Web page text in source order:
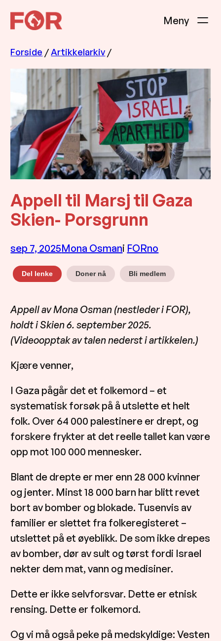
Hopp
til
Forside /Artikkelarkiv /
Appell til Marsj til Gaza
Skien- Porsgrunn
sep 7, 2025Mona Osmani FORno
Del lenke Doner nå Bli medlem
Appell av Mona Osman (nestleder i FOR),
holdt i Skien 6. september 2025.
(Videoopptak av talen nederst i artikkelen.)
Kjære venner,
I Gaza pågår det et folkemord – et
systematisk forsøk på å utslette et helt
folk. Over 64 000 palestinere er drept, og
forskere frykter at det reelle tallet kan være
opp mot 100 000 mennesker.
Blant de drepte er mer enn 28 000 kvinner
og jenter. Minst 18 000 barn har blitt revet
bort av bomber og blokade. Tusenvis av
familier er slettet fra folkeregisteret –
utslettet på et øyeblikk. De som ikke drepes
av bomber, dør av sult og tørst fordi Israel
nekter dem mat, vann og medisiner.
Dette er ikke selvforsvar. Dette er etnisk
rensing. Dette er folkemord.
Og vi må også peke på medskyldige: Vesten